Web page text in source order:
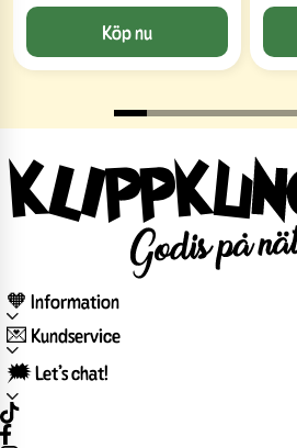
Köp nu
🧡 Information
💌 Kundservice
🗯️ Let’s chat!